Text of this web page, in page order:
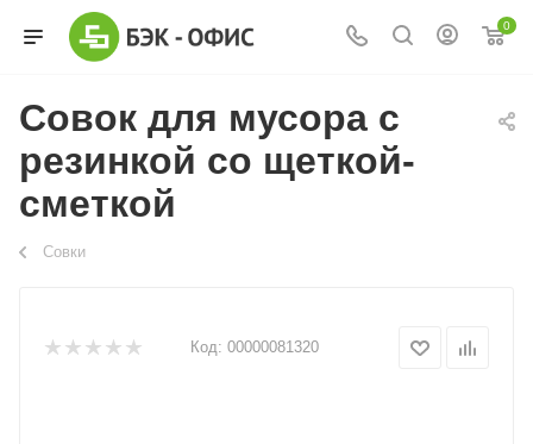
0
Совок для мусора с
резинкой со щеткой-
сметкой
Совки
Код: 00000081320